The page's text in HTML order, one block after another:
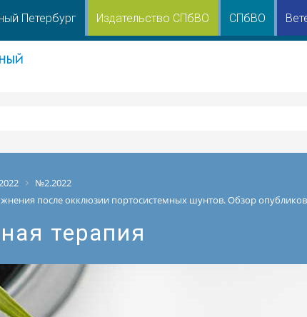
Петербург Издательство СПбВО СПбВО
№2.2022
после окклюзии портосистемных шунтов. Обзор
терапия